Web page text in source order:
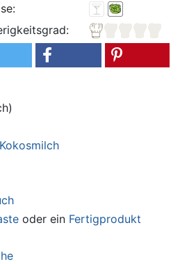
Kokosmilch
oder ein Fertigprodukt